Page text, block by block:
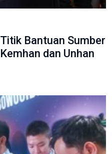
Bantuan Sumber
dan Unhan